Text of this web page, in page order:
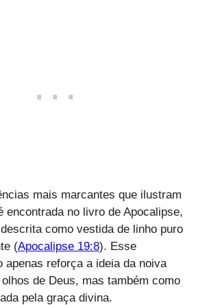
mais marcantes que ilustram
encontrada no livro de Apocalipse,
como vestida de linho puro
(Apocalipse 19:8). Esse
apenas reforça a ideia da noiva
de Deus, mas também como
pela graça divina.